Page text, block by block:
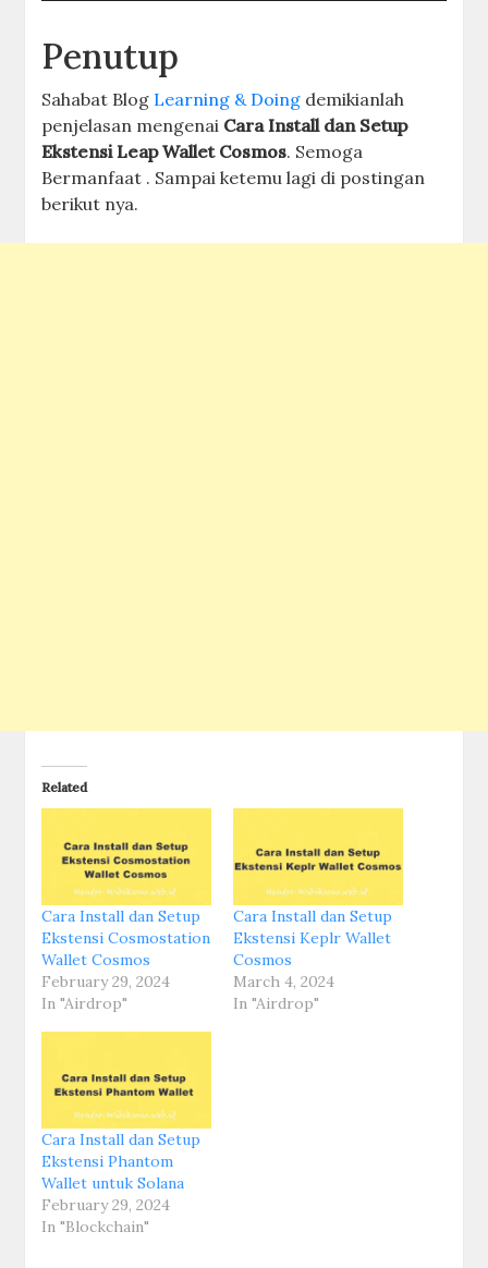
Penutup
Sahabat Blog Learning & Doing demikianlah
penjelasan mengenai Cara Install dan Setup
Ekstensi Leap Wallet Cosmos. Semoga
Bermanfaat . Sampai ketemu lagi di postingan
berikut nya.
Related
Cara Install dan Setup
Ekstensi Cosmostation
Wallet Cosmos
February 29, 2024
In "Airdrop"
Cara Install dan Setup
Ekstensi Keplr Wallet
Cosmos
March 4, 2024
In "Airdrop"
Cara Install dan Setup
Ekstensi Phantom
Wallet untuk Solana
February 29, 2024
In "Blockchain"